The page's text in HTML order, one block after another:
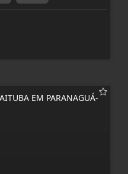
EM PARANAGUÁ-